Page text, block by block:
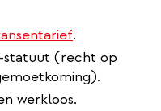
.
statuut (recht op
werkloos.